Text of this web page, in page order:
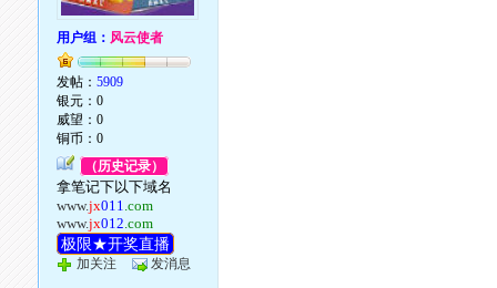
用户组： 风云使者
发帖：5909
银元：0
威望：0
铜币：0
（历史记录）
拿笔记下以下域名
www.jx011.com
www.jx012.com
极限★开奖直播
加关注 发消息